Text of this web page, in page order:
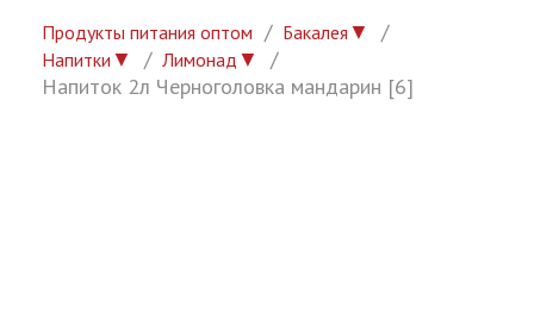
Продукты питания оптом Бакалея ▼
Напитки ▼ Лимонад ▼
Напиток 2л Черноголовка мандарин [6]